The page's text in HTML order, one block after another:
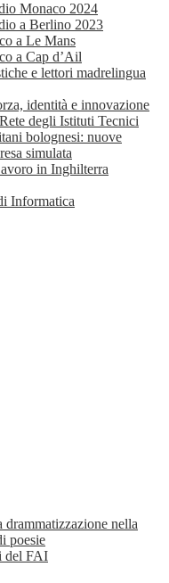
Monaco 2024
a Berlino 2023
a Le Mans
a Cap d’Ail
e lettori madrelingua
identità e innovazione
degli Istituti Tecnici
bolognesi: nuove
simulata
in Inghilterra
Informatica
drammatizzazione nella
poesie
del FAI